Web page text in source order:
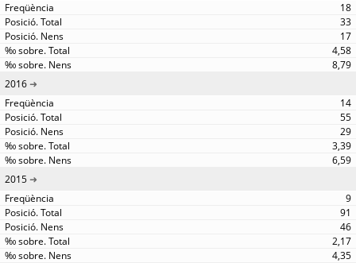
18
33
17
4,58
8,79
2016
14
55
29
3,39
6,59
2015
9
91
46
2,17
4,35